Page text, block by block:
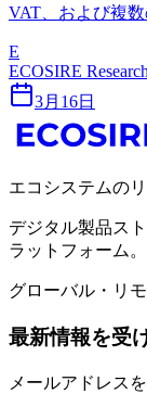
VAT、および複
E
ECOSIRE
3月16日
エコシステムの
デジタル製品ス
ラットフォーム。
グローバル・リ
最新情報を受
メールアドレス